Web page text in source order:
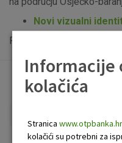
Novi vizualni
Popis uplatno-isplatnih
Lista poslovnica i
Informacije
kolačića
Stranica www.otpbanka.hr
kolačići su potrebni za